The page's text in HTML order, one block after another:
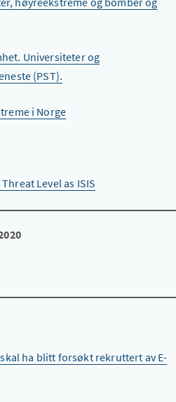
Universiteter og
(PST).
i Norge
Level as ISIS
ha blitt forsøkt rekruttert av E-